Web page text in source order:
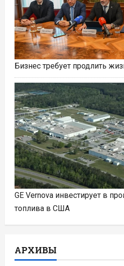
Бизнес требует продлить
GE Vernova инвестирует в
топлива в США
АРХИВЫ